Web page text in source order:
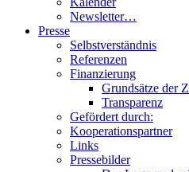
Newsletter…
Presse
Selbstverständnis
Referenzen
Finanzierung
Grundsätze der
Transparenz
Gefördert durch:
Kooperationspartner
Links
Pressebilder